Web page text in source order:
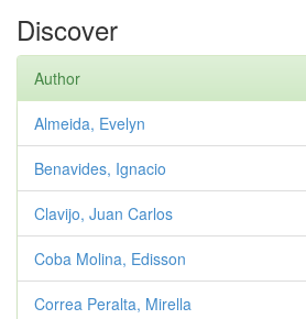
Discover
Author
Almeida, Evelyn
Benavides, Ignacio
Clavijo, Juan Carlos
Coba Molina, Edisson
Correa Peralta, Mirella